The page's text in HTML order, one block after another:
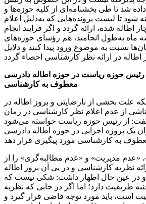
شد تا طی بخشنامه‌ای از کلیه حوزه‌ها و
شود تا لیست پرونده‌هایی که به‌دلیل اعلام
اطاله شده، ارائه گردد و اگر فرایند انجام
ماه به‌طول انجامید، هم رؤسای حوزه‌های
نسبت به موضوع ورود پیدا کنند و دلایل
رئیس حوزه ریاست در حوزه اطاله دادرسی
معطوف به کارشناسی
علت بخشی از نارضایتی و بروز اطاله در
از عدم اعلام نظر کارشناسی در زمان
از رئیس حوزه ریاست خواسته می‌شود
یک پروژه اجرایی در حوزه اطاله دادرسی
«عدم مدیریت» و «عدم مطالبه‌گری» را از
نظریه کارشناسی و در پی آن بروز اطاله
و در عین حال اظهار داشت: شکی نیست که
طریقیت دارد؛ اما اگر در جایی که نظریه
است، باید مورد توجه قاضی قرار گیرد و